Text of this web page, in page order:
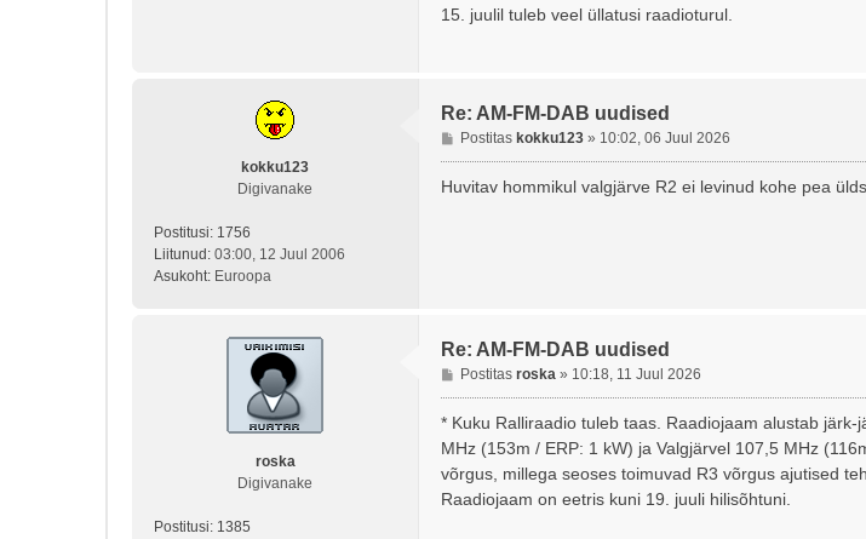
15. juulil tuleb veel üllatusi raadioturul.
kokku123
Digivanake
Postitusi: 1756
Liitunud: 03:00, 12 Juul 2006
Asukoht: Euroopa
Re: AM-FM-DAB uudised
P
o
s
Postitas kokku123» 10:02, 06 Juul 2026
Huvitav hommikul valgjärve R2 ei levinud kohe pea
roska
Digivanake
Postitusi: 1385
Re: AM-FM-DAB uudised
P
o
s
t
t
u
Postitas roska» 10:18, 11 Juul 2026
* Kuku Ralliraadio tuleb taas. Raadiojaam alustab
MHz (153m / ERP: 1 kW) ja Valgjärvel 107,5 MHz
võrgus, millega seoses toimuvad R3 võrgus ajutised
Raadiojaam on eetris kuni 19. juuli hilisõhtuni.